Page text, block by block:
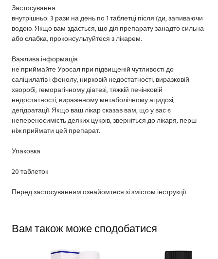
Застосування
внутрішньо: 3 рази на день по 1 таблетці після їди, запиваючи
водою. Якщо вам здається, що дія препарату занадто сильна
або слабка, проконсультуйтеся з лікарем.
Важлива інформація
не приймайте Уросал при підвищеній чутливості до
саліцилатів і фенолу, нирковій недостатності, виразковій
хворобі, геморагічному діатезі, тяжкій печінковій
недостатності, вираженому метаболічному ацидозі,
дегідратації. Якщо ваш лікар сказав вам, що у вас є
непереносимість деяких цукрів, зверніться до лікаря, перш
ніж приймати цей препарат.
Упаковка
20 таблеток
Перед застосуванням ознайомтеся зі змістом інструкції
Вам також може сподобатися